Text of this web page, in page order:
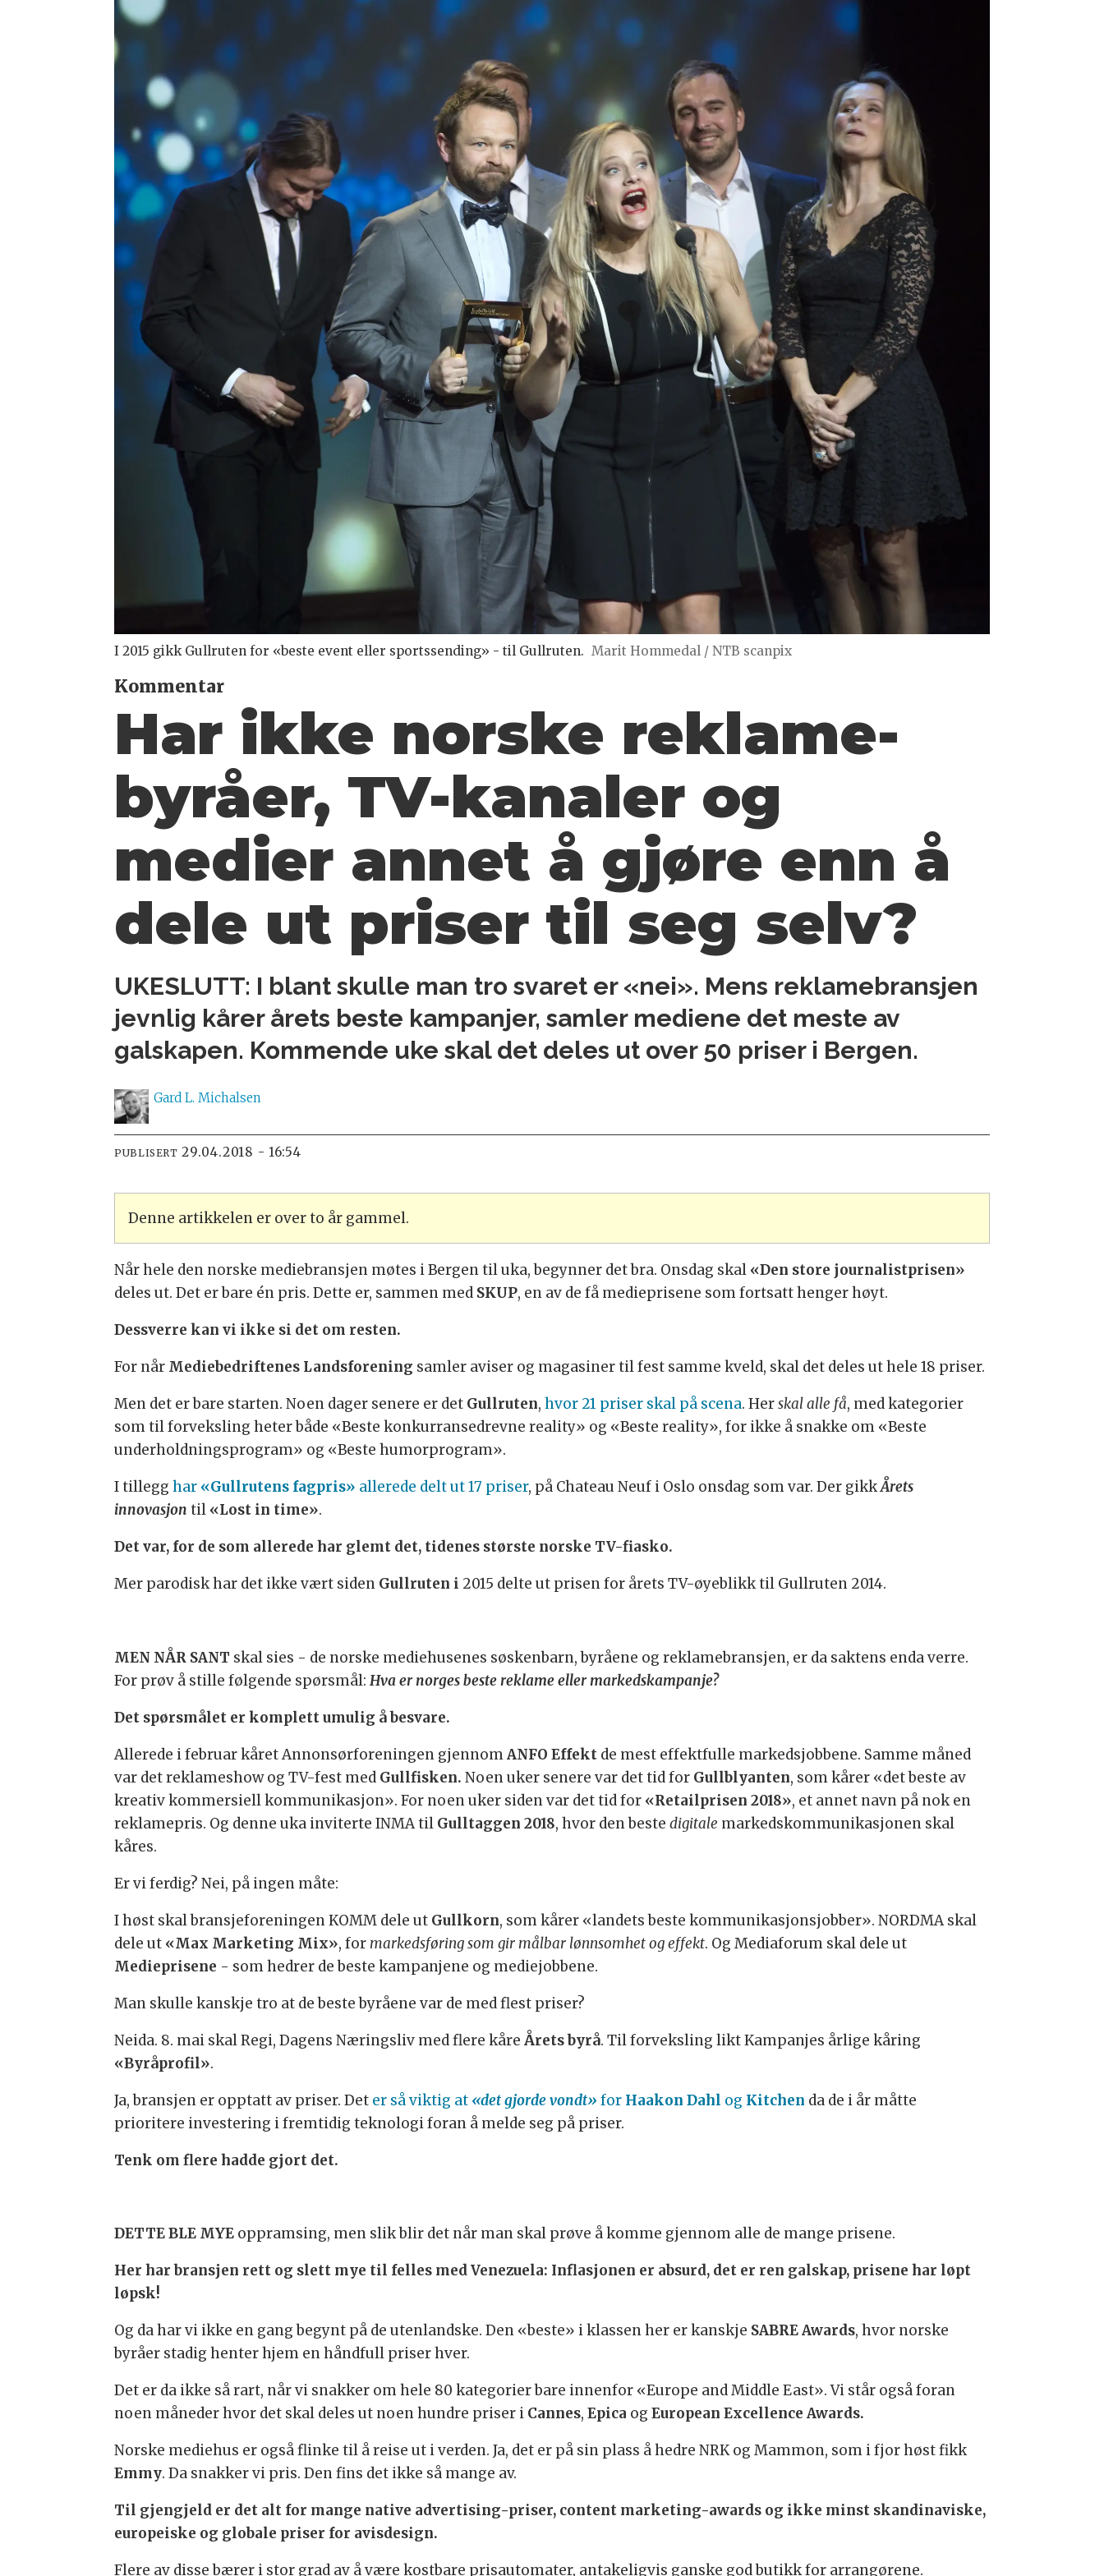
I 2015 gikk Gullruten for «beste event eller sportssending» - til Gullruten. Marit Hommedal / NTB scanpix
Kommentar
Har ikke norske reklame­
byråer, TV-kanaler og
medier annet å gjøre enn å
dele ut priser til seg selv?
UKESLUTT: I blant skulle man tro svaret er «nei». Mens reklamebransjen
jevnlig kårer årets beste kampanjer, samler mediene det meste av
galskapen. Kommende uke skal det deles ut over 50 priser i Bergen.
Gard L. Michalsen
PUBLISERT 29.04.2018 - 16:54
Denne artikkelen er over to år gammel.
Når hele den norske mediebransjen møtes i Bergen til uka, begynner det bra. Onsdag skal «Den store journalistprisen»
deles ut. Det er bare én pris. Dette er, sammen med SKUP, en av de få medieprisene som fortsatt henger høyt.
Dessverre kan vi ikke si det om resten.
For når Mediebedriftenes Landsforening samler aviser og magasiner til fest samme kveld, skal det deles ut hele 18 priser.
Men det er bare starten. Noen dager senere er det Gullruten,hvor 21 priser skal på scena. Herskal alle få, med kategorier
som til forveksling heter både «Beste konkurransedrevne reality» og «Beste reality», for ikke å snakke om «Beste
underholdningsprogram» og «Beste humorprogram».
I tillegghar «Gullrutens fagpris» allerede delt ut 17 priser, på Chateau Neuf i Oslo onsdag som var. Der gikkÅrets
innovasjontil «Lost in time».
Det var, for de som allerede har glemt det, tidenes største norske TV-fiasko.
Mer parodisk har det ikke vært siden Gullruten i 2015 delte ut prisen for årets TV-øyeblikk til Gullruten 2014.
MEN NÅR SANT skal sies - de norske mediehusenes søskenbarn, byråene og reklamebransjen, er da saktens enda verre.
For prøv å stille følgende spørsmål:Hva er norges beste reklame eller markedskampanje?
Det spørsmålet er komplett umulig å besvare.
Allerede i februar kåret Annonsørforeningen gjennomANFO Effekt de mest effektfulle markedsjobbene. Samme måned
var det reklameshow og TV-fest med Gullfisken. Noen uker senere var det tid for Gullblyanten, som kårer «det beste av
kreativ kommersiell kommunikasjon». For noen uker siden var det tid for «Retailprisen 2018», et annet navn på nok en
reklamepris. Og denne uka inviterte INMA til Gulltaggen 2018, hvor den bestedigitale markedskommunikasjonen skal
kåres.
Er vi ferdig? Nei, på ingen måte:
I høst skal bransjeforeningen KOMM dele ut Gullkorn, som kårer «landets beste kommunikasjonsjobber». NORDMA skal
dele ut «Max Marketing Mix», for markedsføring som gir målbar lønnsomhet og effekt. Og Mediaforum skal dele ut
Medieprisene - som hedrer de beste kampanjene og mediejobbene.
Man skulle kanskje tro at de beste byråene var de med flest priser?
Neida. 8. mai skal Regi, Dagens Næringsliv med flere kåreÅrets byrå. Til forveksling likt Kampanjes årlige kåring
«Byråprofil».
Ja, bransjen er opptatt av priser. Det er så viktig at «det gjorde vondt» for Haakon Dahl og Kitchen da de i år måtte
prioritere investering i fremtidig teknologi foran å melde seg på priser.
Tenk om flere hadde gjort det.
DETTE BLE MYE oppramsing, men slik blir det når man skal prøve å komme gjennom alle de mange prisene.
Her har bransjen rett og slett mye til felles med Venezuela: Inflasjonen er absurd, det er ren galskap, prisene har løpt
løpsk!
Og da har vi ikke en gang begynt på de utenlandske. Den «beste» i klassen her er kanskje SABRE Awards, hvor norske
byråer stadig henter hjem en håndfull priser hver.
Det er da ikke så rart, når vi snakker om hele 80 kategorier bare innenfor «Europe and Middle East». Vi står også foran
noen måneder hvor det skal deles ut noen hundre priser i Cannes,Epica ogEuropean Excellence Awards.
Norske mediehus er også flinke til å reise ut i verden. Ja, det er på sin plass å hedre NRK og Mammon, som i fjor høst fikk
Emmy. Da snakker vi pris. Den fins det ikke så mange av.
Til gjengjeld er det alt for mange native advertising-priser, content marketing-awards og ikke minst skandinaviske,
europeiske og globale priser for avisdesign.
Flere av disse bærer i stor grad av å være kostbare prisautomater, antakeligvis ganske god butikk for arrangørene.